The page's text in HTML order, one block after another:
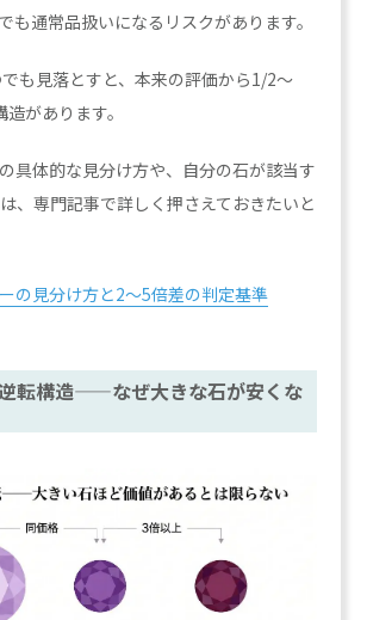
も通常品扱いになるリスクがあります。
も見落とすと、本来の評価から1/2〜
があります。
具体的な見分け方や、自分の石が該当す
、専門記事で詳しく押さえておきたいと
の見分け方と2〜5倍差の判定基準
転構造——なぜ大きな石が安くな